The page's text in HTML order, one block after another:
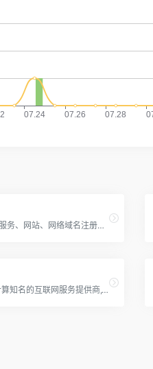
GoDaddy 提供主机服务、网站、网络域名注册以及更多 – 全部价格公道合理。了解如此多的人选择 GoDaddy 让企业上线的原因。狗爹
西部数码是基于云计算知名的互联网服务提供商,19年专业知名品牌。专业提供云服务器、虚拟主机、域名注册、企业邮箱等,50余万个虚拟主机网站及1000余万个域名用户的共同选择！